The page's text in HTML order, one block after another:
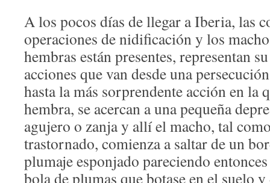
A los pocos días de llegar a Iberia, las
operaciones de nidificación y los
hembras están presentes, representan
acciones que van desde una
hasta la más sorprendente acción en la
hembra, se acercan a una pequeña
agujero o zanja y allí el macho, tal
trastornado, comienza a saltar de un
plumaje esponjado pareciendo
bola de plumas que botase en el suelo